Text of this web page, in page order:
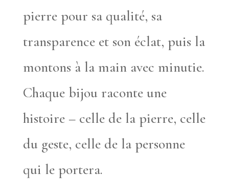
pierre pour sa qualité, sa
transparence et son éclat, puis la
montons à la main avec minutie.
Chaque bijou raconte une
histoire – celle de la pierre, celle
du geste, celle de la personne
qui le portera.